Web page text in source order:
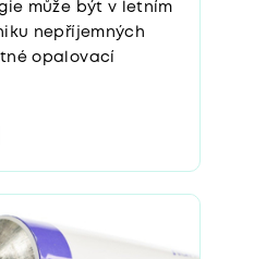
může být v letním
nepříjemných
opalovací